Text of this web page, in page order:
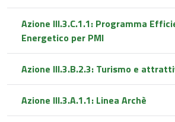
Azione III.3.C.1.1: Programma
Energetico per PMI
Azione III.3.B.2.3: Turismo e
Azione III.3.A.1.1: Linea Archè